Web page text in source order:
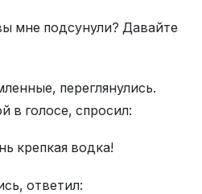
мне подсунули? Давайте
переглянулись.
в голосе, спросил:
крепкая водка!
ответил: